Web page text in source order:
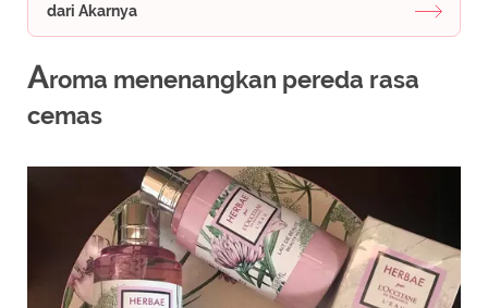
dari Akarnya
Aroma menenangkan pereda rasa
cemas